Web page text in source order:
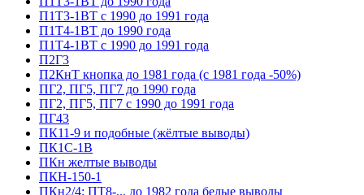
П1Т3-1ВТ с 1990 до 1991 года
П1Т4-1ВТ до 1990 года
П1Т4-1ВТ с 1990 до 1991 года
П2Г3
П2КнТ кнопка до 1981 года (с 1981 года -50%)
ПГ2, ПГ5, ПГ7 до 1990 года
ПГ2, ПГ5, ПГ7 с 1990 до 1991 года
ПГ43
ПК11-9 и подобные (жёлтые выводы)
ПК1С-1В
ПКн желтые выводы
ПКН-150-1
ПКн2/4; ПТ8-... до 1982 года белые выводы